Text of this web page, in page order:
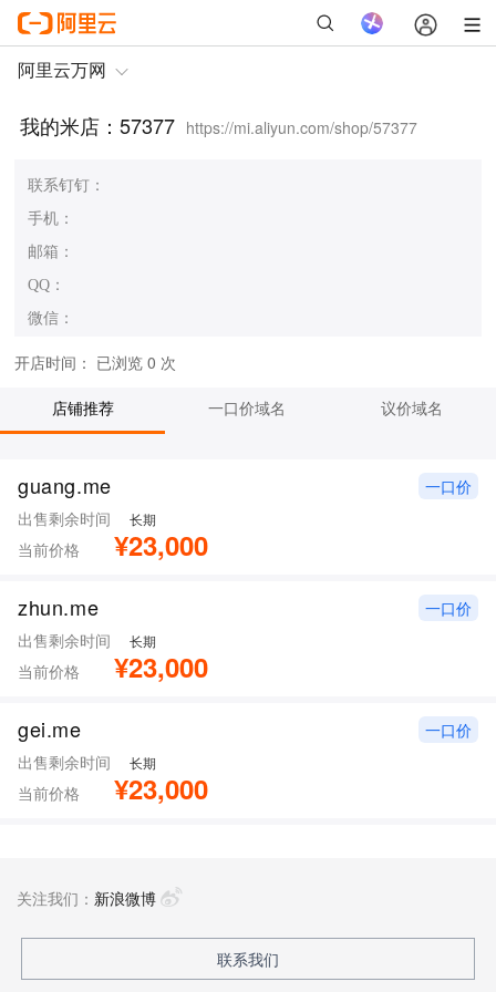
我的米店：57377 https://mi.aliyun.com/shop/57377
联系钉钉：
手机：
邮箱：
QQ：
微信：
开店时间： 已浏览 0 次
店铺推荐 一口价域名 议价域名
一口价
guang.me
出售剩余时间 长期
当前价格 ¥23,000
一口价
zhun.me
出售剩余时间 长期
当前价格 ¥23,000
一口价
gei.me
出售剩余时间 长期
当前价格 ¥23,000